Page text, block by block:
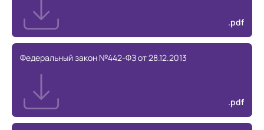
.pdf
Федеральный закон №442-ФЗ от 28.12.2013
.pdf